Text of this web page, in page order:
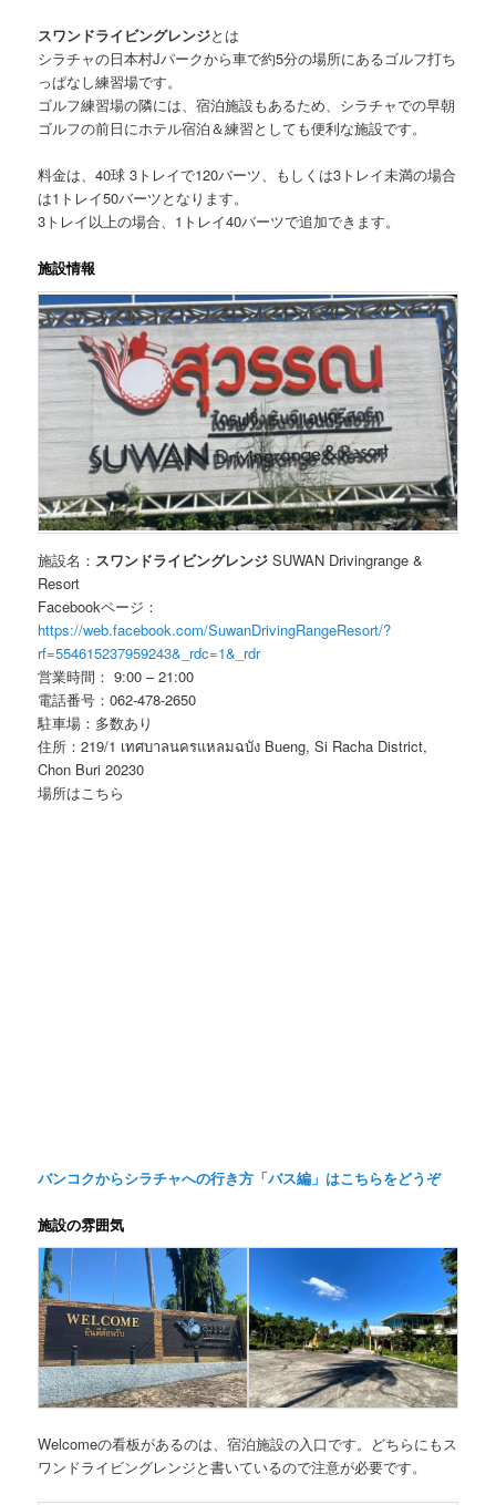
スワンドライビングレンジとは
シラチャの日本村Jパークから車で約5分の場所にあるゴルフ打ち
っぱなし練習場です。
ゴルフ練習場の隣には、宿泊施設もあるため、シラチャでの早朝
ゴルフの前日にホテル宿泊＆練習としても便利な施設です。
料金は、40球 3トレイで120バーツ、もしくは3トレイ未満の場合
は1トレイ50バーツとなります。
3トレイ以上の場合、1トレイ40バーツで追加できます。
施設情報
施設名： スワンドライビングレンジ SUWAN Drivingrange &
Resort
Facebookページ：
https://web.facebook.com/SuwanDrivingRangeResort/?
rf=554615237959243&_rdc=1&_rdr
営業時間： 9:00 – 21:00
電話番号：062-478-2650
駐車場：多数あり
住所：219/1 เทศบาลนครแหลมฉบัง Bueng, Si Racha District,
Chon Buri 20230
場所はこちら
バンコクからシラチャへの行き方「バス編」はこちらをどうぞ
施設の雰囲気
Welcomeの看板があるのは、宿泊施設の入口です。どちらにもス
ワンドライビングレンジと書いているので注意が必要です。